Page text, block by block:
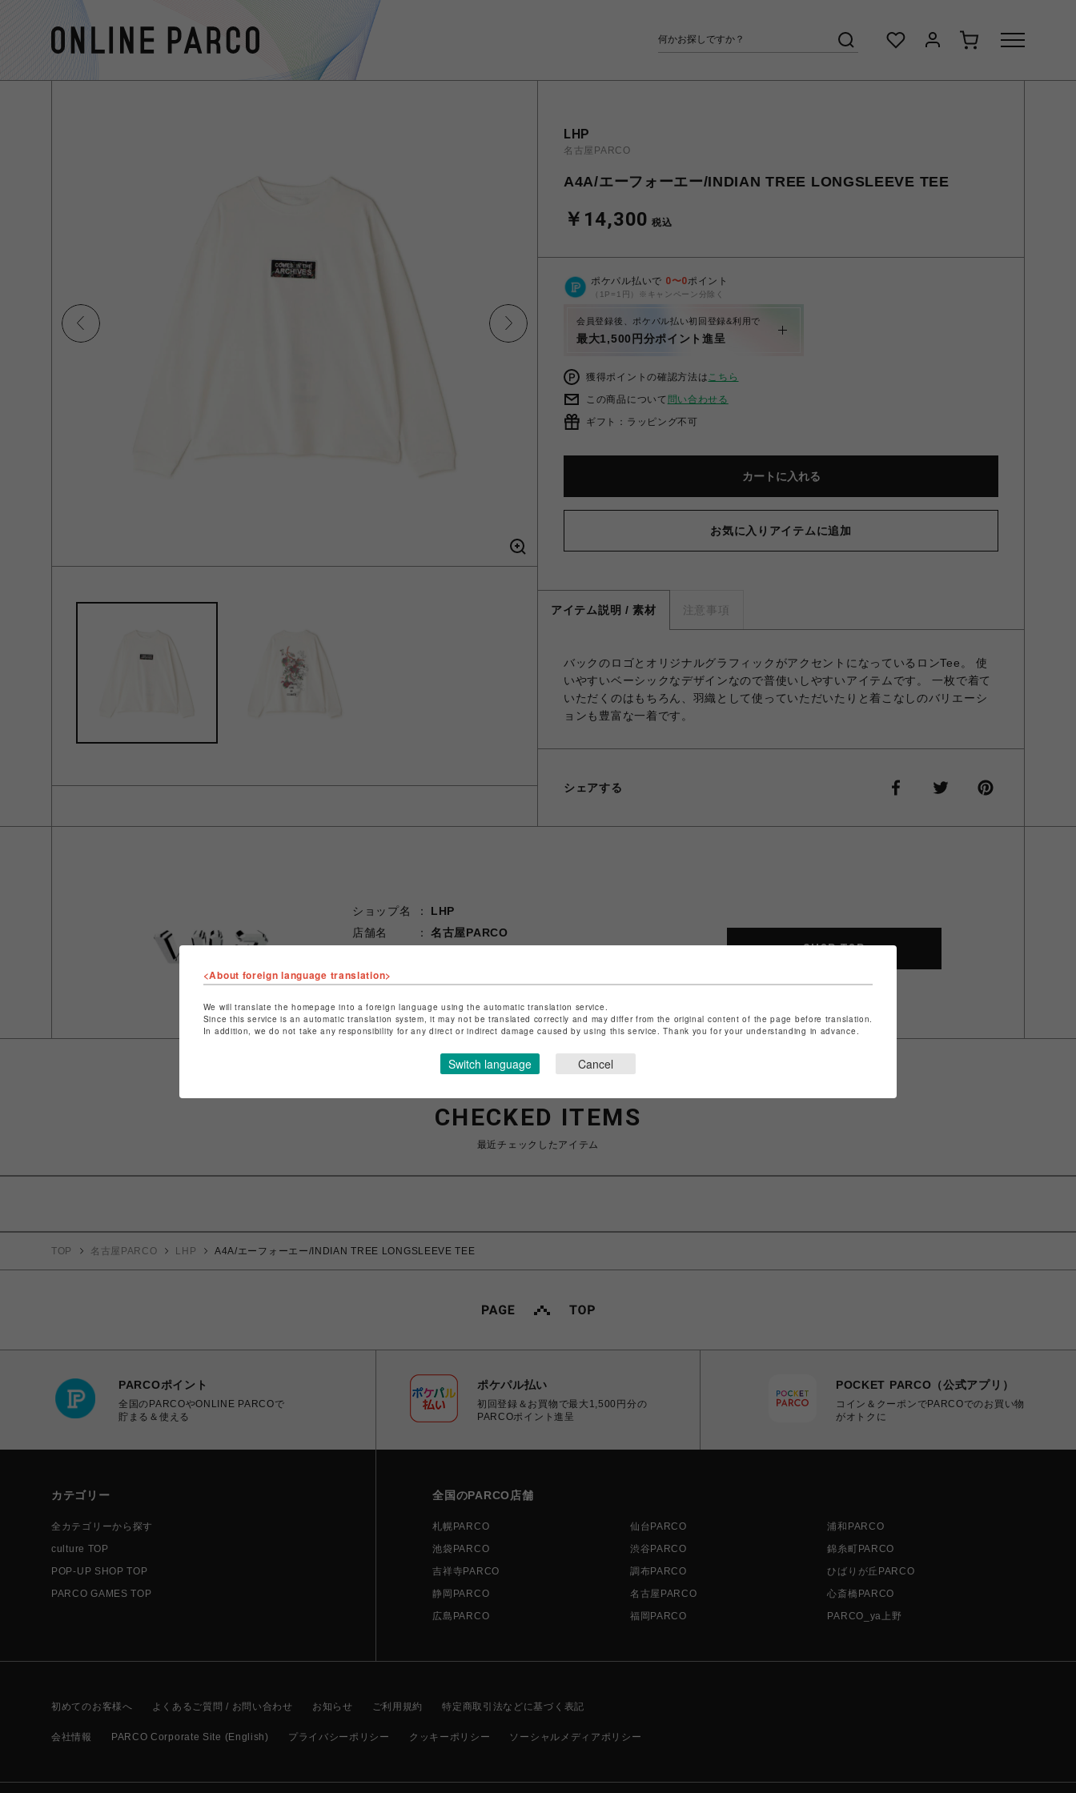
LHP
名古屋PARCO
A4A/エーフォーエー/INDIAN TREE LONGSLEEVE TEE
￥14,300 税込
ポケパル払いで 0〜0ポイント
（1P=1円）※キャンペーン分除く
会員登録後、ポケパル払い初回登録&利用で
最大1,500円分ポイント進呈
獲得ポイントの確認方法はこちら
この商品について 問い合わせる
ギフト：ラッピング不可
カートに入れる
お気に入りアイテムに追加
アイテム説明 / 素材 注意事項
バックのロゴとオリジナルグラフィックがアクセントになっているロンTee。 使
いやすいベーシックなデザインなので普使いしやすいアイテムです。 一枚で着て
いただくのはもちろん、羽織として使っていただいたりと着こなしのバリエーシ
ョンも豊富な一着です。
シェアする
ショップ名
LHP
店舗名
名古屋PARCO
ショップお問い合わせはこちら
SHOP TOP
CHECKED ITEMS
最近チェックしたアイテム
TOP 名古屋PARCO LHP A4A/エーフォーエー/INDIAN TREE LONGSLEEVE TEE
PARCOポイント
全国のPARCOやONLINE PARCOで
貯まる＆使える
ポケパル払い
初回登録＆お買物で最大1,500円分の
PARCOポイント進呈
POCKET PARCO（公式アプリ）
コイン＆クーポンでPARCOでのお買い物
がオトクに
カテゴリー
全カテゴリーから探す
culture TOP
POP-UP SHOP TOP
PARCO GAMES TOP
全国のPARCO店舗
札幌PARCO 仙台PARCO
浦和PARCO
池袋PARCO
渋谷PARCO
錦糸町PARCO
吉祥寺PARCO
調布PARCO
ひばりが丘PARCO
静岡PARCO
名古屋PARCO
心斎橋PARCO
広島PARCO
福岡PARCO PARCO_ya上野
初めてのお客様へ よくあるご質問 / お問い合わせ お知らせ ご利用規約 特定商取引法などに基づく表記
会社情報 PARCO Corporate Site (English) プライバシーポリシー クッキーポリシー ソーシャルメディアポリシー
<About foreign language translation>
We will translate the homepage into a foreign language using the automatic translation service.
Since this service is an automatic translation system, it may not be translated correctly and may differ from the original content of the page before translation.
In addition, we do not take any responsibility for any direct or indirect damage caused by using this service. Thank you for your understanding in advance.
Switch language Cancel